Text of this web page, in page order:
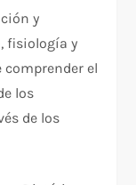
y
fisiología y
el
los
de los